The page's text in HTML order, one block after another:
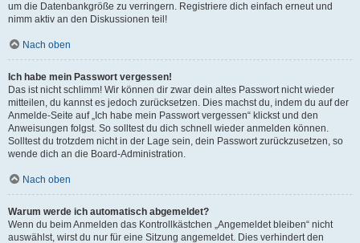
um die Datenbankgröße zu verringern. Registriere dich einfach erneut und
nimm aktiv an den Diskussionen teil!
Nach oben
Ich habe mein Passwort vergessen!
Das ist nicht schlimm! Wir können dir zwar dein altes Passwort nicht wieder
mitteilen, du kannst es jedoch zurücksetzen. Dies machst du, indem du auf der
Anmelde-Seite auf „Ich habe mein Passwort vergessen“ klickst und den
Anweisungen folgst. So solltest du dich schnell wieder anmelden können.
Solltest du trotzdem nicht in der Lage sein, dein Passwort zurückzusetzen, so
wende dich an die Board-Administration.
Nach oben
Warum werde ich automatisch abgemeldet?
Wenn du beim Anmelden das Kontrollkästchen „Angemeldet bleiben“ nicht
auswählst, wirst du nur für eine Sitzung angemeldet. Dies verhindert den